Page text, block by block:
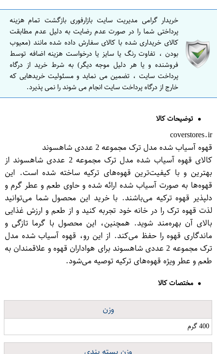
خریدار گرامی مدیریت سایت بازارفوری بازگشت تمام هزینه
پرداختی شما را در صورت عدم رضایت به دلیل عدم مطابقت
کالای خریداری شده با کالای سفارش داده شده مانند (معیوب
بودن ، تفاوت رنگ یا سایز یا درخواست هزینه اضافه توسط
فروشنده و یا هر دلیل موجه دیگر) به شرط خرید از درگاه
پرداخت سایت ، تضمین می نماید و مسئولیت خریدهایی که
خارج از درگاه پرداخت سایت انجام می شوند را نمی پذیرد.
توضیحات کالا
coverstores.ir
قهوه آسیاب شده مدل ترک مجموعه 2 عددی شاهسوند
کالای قهوه آسیاب شده مدل ترک مجموعه 2 عددی شاهسوند از
بهترین و با کیفیت‌ترین قهوه‌های ترکیه ساخته شده است. این
قهوه‌ها به صورت آسیاب شده ارائه شده و حاوی طعم و عطر گرم و
دلپذیر قهوه ترکیه می‌باشند. با خرید این محصول شما می‌توانید
لذت قهوه ترک را در خانه خود تجربه کنید و از طعم و ارزش غذایی
بالای آن بهره‌مند شوید. همچنین، این محصول با گرما تازگی و
ماندگاری قهوه را حفظ می‌کند. از این رو، قهوه آسیاب شده مدل
ترک مجموعه 2 عددی شاهسوند برای هواداران قهوه و علاقمندان به
طعم و عطر ویژه قهوه‌های ترکیه توصیه می‌شود.
مختصات کالا
وزن
400 گرم
وزن بسته بندی